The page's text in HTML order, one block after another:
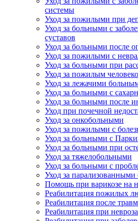
системы
Уход за пожилыми при
Уход за больными с
суставов
Уход за больными после
Уход за пожилыми с
Уход за больными при
Уход за пожилым
Уход за лежачими
Уход за больными с
Уход за больными после
Уход при почечной
Уход за онкобольными
Уход за пожилыми с
Уход за больными с
Уход за больными при
Уход за тяжелобольными
Уход за больными с
Уход за
Помощь при варикозе на
Реабилитация пожилых
Реабилитация после травм
Реабилитация при